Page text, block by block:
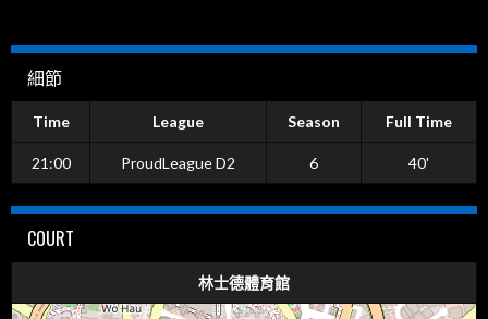
細節
Time League Season Full Time
21:00 ProudLeague D2 6 40'
COURT
林士德體育館